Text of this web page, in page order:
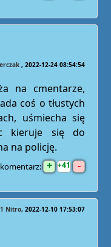
2022-12-24 08:54:54
na cmentarze,
coś o tłustych
uśmiecha się
kieruje się do
na policję.
+ 41 -
Nitro 2022-12-10 17:53:07